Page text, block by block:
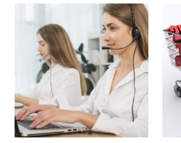
международными
цепями поставок